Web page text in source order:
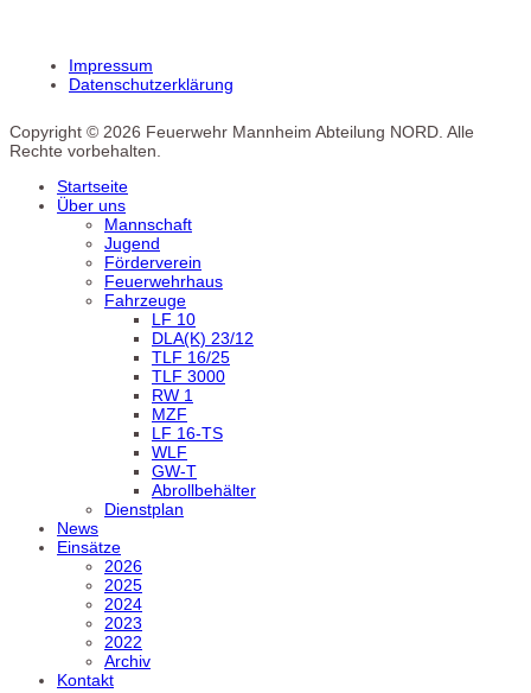
Impressum
Datenschutzerklärung
Copyright © 2026 Feuerwehr Mannheim Abteilung NORD. Alle
Rechte vorbehalten.
Startseite
Über uns
Mannschaft
Jugend
Förderverein
Feuerwehrhaus
Fahrzeuge
LF 10
DLA(K) 23/12
TLF 16/25
TLF 3000
RW 1
MZF
LF 16-TS
WLF
GW-T
Abrollbehälter
Dienstplan
News
Einsätze
2026
2025
2024
2023
2022
Archiv
Kontakt